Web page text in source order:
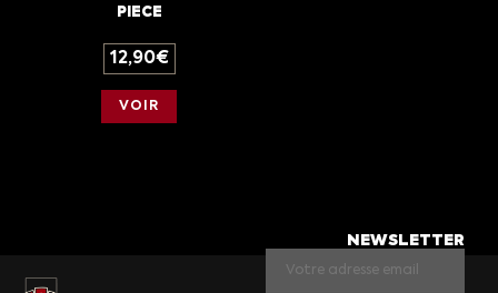
PIECE
12,90€
VOIR
NEWSLETTER